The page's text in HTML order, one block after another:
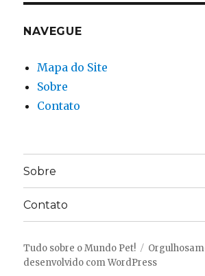
NAVEGUE
Mapa do Site
Sobre
Contato
Sobre
Contato
Tudo sobre o Mundo Pet!
desenvolvido com WordPress